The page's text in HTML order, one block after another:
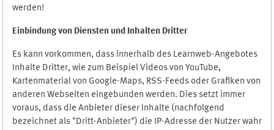
werden!
Einbindung von Diensten und Inhalten Dritter
Es kann vorkommen, dass innerhalb des Learnweb-Angebotes
Inhalte Dritter, wie zum Beispiel Videos von YouTube,
Kartenmaterial von Google-Maps, RSS-Feeds oder Grafiken von
anderen Webseiten eingebunden werden. Dies setzt immer
voraus, dass die Anbieter dieser Inhalte (nachfolgend
bezeichnet als "Dritt-Anbieter") die IP-Adresse der Nutzer wahr